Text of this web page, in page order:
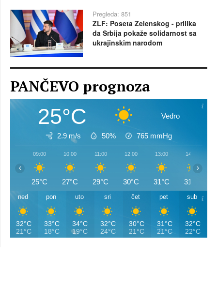
Pregleda: 851
ZLF: Poseta Zelenskog - prilika
da Srbija pokaže solidarnost sa
ukrajinskim narodom
PANČEVO prognoza
25°C Vedro
2.9 m/s 50% 765 mmHg
09:00
25°C
10:00
27°C
11:00
29°C
12:00
30°C
13:00
31°C
14:00
31°C
‹ ›
ned
32°C
21°C
pon
33°C
18°C
uto
34°C
19°C
sri
32°C
24°C
čet
30°C
21°C
pet
31°C
21°C
sub
32°C
22°C